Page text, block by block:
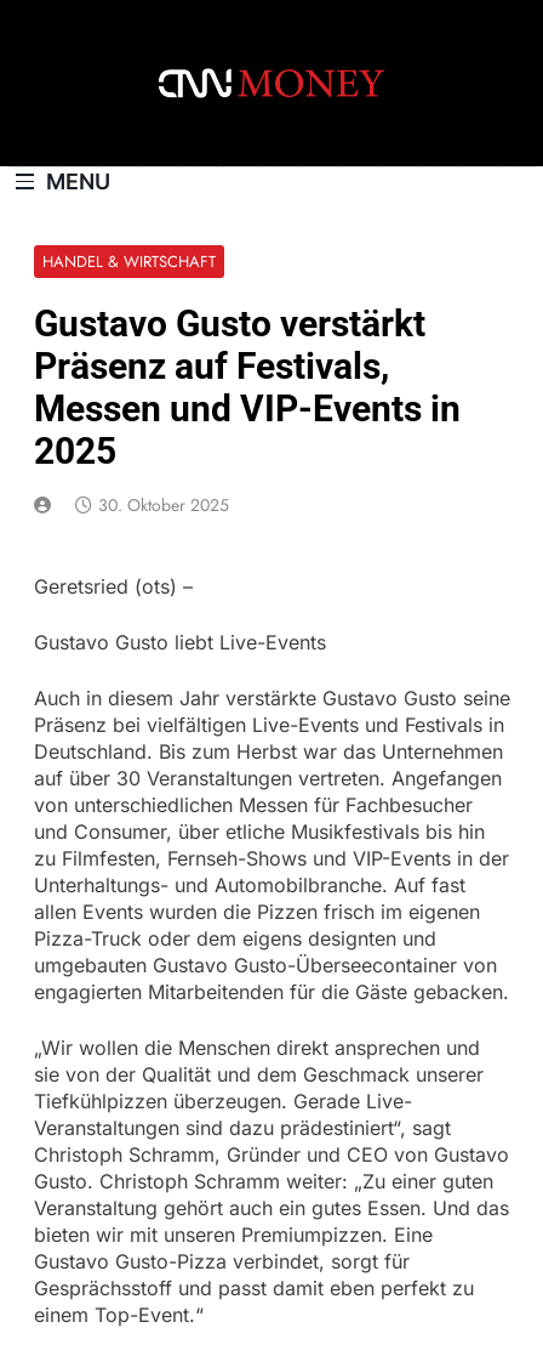
MENU
HANDEL & WIRTSCHAFT
Gustavo Gusto verstärkt
Präsenz auf Festivals,
Messen und VIP-Events in
2025
30. Oktober 2025
Geretsried (ots) –
Gustavo Gusto liebt Live-Events
Auch in diesem Jahr verstärkte Gustavo Gusto seine
Präsenz bei vielfältigen Live-Events und Festivals in
Deutschland. Bis zum Herbst war das Unternehmen
auf über 30 Veranstaltungen vertreten. Angefangen
von unterschiedlichen Messen für Fachbesucher
und Consumer, über etliche Musikfestivals bis hin
zu Filmfesten, Fernseh-Shows und VIP-Events in der
Unterhaltungs- und Automobilbranche. Auf fast
allen Events wurden die Pizzen frisch im eigenen
Pizza-Truck oder dem eigens designten und
umgebauten Gustavo Gusto-Überseecontainer von
engagierten Mitarbeitenden für die Gäste gebacken.
„Wir wollen die Menschen direkt ansprechen und
sie von der Qualität und dem Geschmack unserer
Tiefkühlpizzen überzeugen. Gerade Live-
Veranstaltungen sind dazu prädestiniert“, sagt
Christoph Schramm, Gründer und CEO von Gustavo
Gusto. Christoph Schramm weiter: „Zu einer guten
Veranstaltung gehört auch ein gutes Essen. Und das
bieten wir mit unseren Premiumpizzen. Eine
Gustavo Gusto-Pizza verbindet, sorgt für
Gesprächsstoff und passt damit eben perfekt zu
einem Top-Event.“